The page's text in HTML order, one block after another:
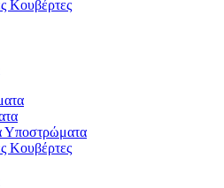
Κουβέρτες
Υποστρώματα
Κουβέρτες